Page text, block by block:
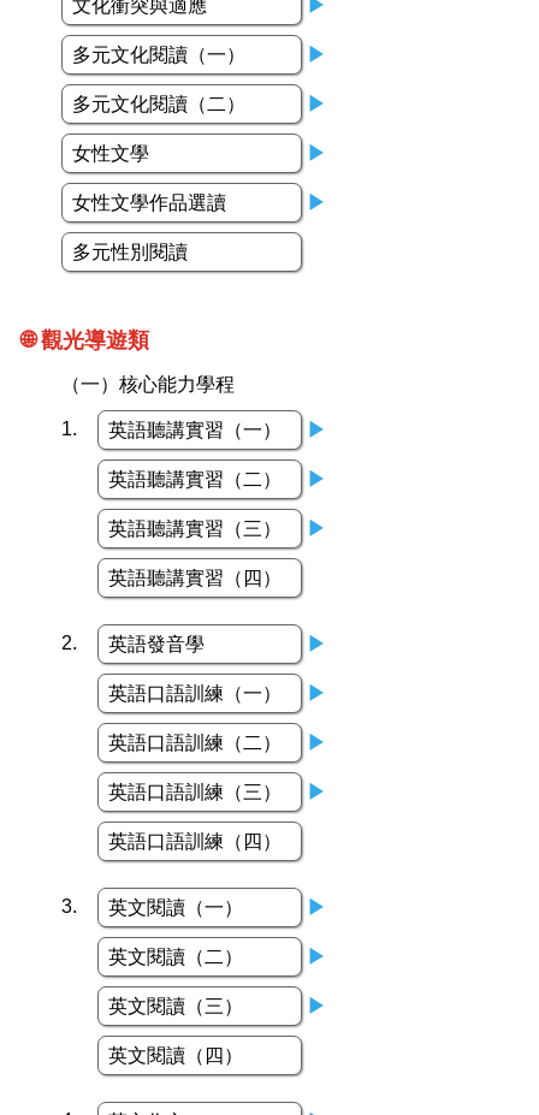
文化衝突與適應 ▶
多元文化閱讀（一） ▶
多元文化閱讀（二） ▶
女性文學 ▶
女性文學作品選讀 ▶
多元性別閱讀
🌐 觀光導遊類
（一）核心能力學程
1. 英語聽講實習（一） ▶
英語聽講實習（二） ▶
英語聽講實習（三） ▶
英語聽講實習（四）
2. 英語發音學 ▶
英語口語訓練（一） ▶
英語口語訓練（二） ▶
英語口語訓練（三） ▶
英語口語訓練（四）
3. 英文閱讀（一） ▶
英文閱讀（二） ▶
英文閱讀（三） ▶
英文閱讀（四）